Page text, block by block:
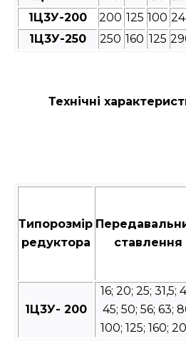
1Ц3У-200
200 125 100
1Ц3У-250
250 160 125
Технічні
Типорозмір
редуктора
ставлення
1Ц3У- 200
16; 20; 25; 31,5;
45; 50; 56; 63;
100; 125; 160;